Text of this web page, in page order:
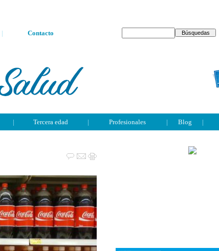
| Contacto
| Tercera edad | Profesionales | Blog |